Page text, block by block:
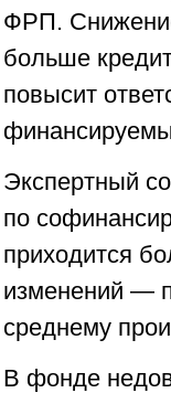
ФРП.
больше
повысит
Экспертный
по
приходится
изменений —
среднему
В фонде